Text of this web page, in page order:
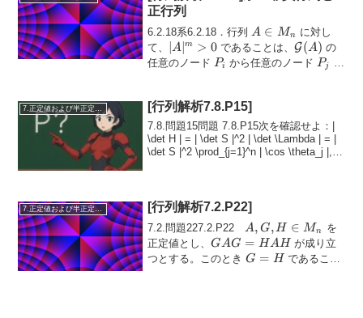
正行列
6.2.18系6.2.18．行列A
\in
M_n
A ∈ Mn
に対し
て、
|A|^m
> 0
∣A ∣m > 0であることは、
(A)
G(A) の
任意のノードP_i
Pi から任意のノードP_j
Pj
へ
7.正定値および半正定値行列 [行列解析7.8.P15]
7.8.問題15問題 7.8.P15次を確認せよ：|
\det H | = | \det S |^2 | \det \Lambda | = |
\det S |^2 \prod_{j=1}^n | \cos \theta_j |,|
7.正定値および半正定値行列 [行列解析7.2.P22]
7.2.問題227.2.P22A,
G,
H
A, G,H ∈ Mn
を
正定値とし、G
A
GAG = HAH が成り立
つとする。このときG
G = H であること